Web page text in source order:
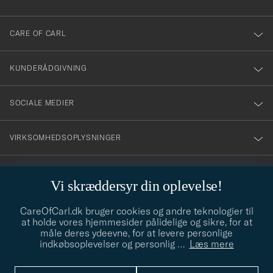
Vi skræddersyr din oplevelse!
CareOfCarl.dk bruger cookies og andre teknologier til
at holde vores hjemmesider pålidelige og sikre, for at
måle deres ydeevne, for at levere personlige
indkøbsoplevelser og personlig … Læs mere
dig
till
vårt
nyhetsbrev!
CARE OF CARL
KUNDERÅDGIVNING
SOCIALE MEDIER
VIRKSOMHEDSOPLYSNINGER
info@careofcarl.dk
Behøver du hjælp til at finde din stil? Lad os hjælpe dig, vi hjælper
gerne til!
STILRÅD